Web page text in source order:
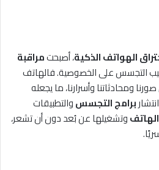
الهواتف الذكية، أصبحتمراقبة
التجسس على الخصوصية. فالهاتف
ومحادثاتنا وأسرارنا، ما يجعله
برامج التجسسوالتطبيقات
وتشغيلها عن بُعد دون أن تشعر،